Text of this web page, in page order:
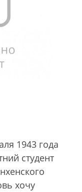
1943 года
студент
хочу